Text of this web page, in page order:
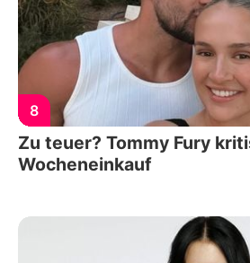
8
Zu teuer? Tommy Fury
Wocheneinkauf